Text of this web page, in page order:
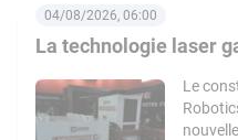
La technologie laser
04/08/2026, 06:00
Le